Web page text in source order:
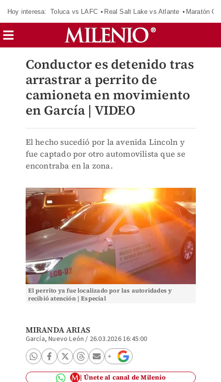
Hoy interesa: Toluca vs LAFC Real Salt Lake vs Atlante Maratón
Conductor es detenido tras
arrastrar a perrito de
camioneta en movimiento
en García | VIDEO
El hecho sucedió por la avenida Lincoln y
fue captado por otro automovilista que se
encontraba en la zona.
El perrito ya fue localizado por las autoridades y
recibió atención | Especial
MIRANDA ARIAS
García, Nuevo León / 26.03.2026 16:45:00
Únete al canal de Milenio